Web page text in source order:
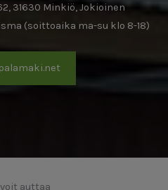
31630 Minkiö, Jokioinen
(soittoaika ma-su klo 8-18)
auttaa